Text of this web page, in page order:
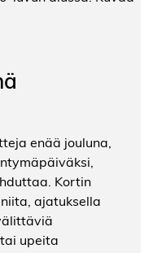
enää jouluna,
Kortin
ajatuksella
upeita